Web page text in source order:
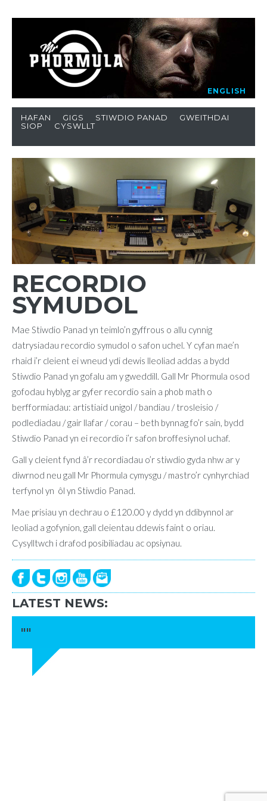
HAFAN GIGS STIWDIO PANAD
GWEITHDAI
SIOP
CYSWLLT
ENGLISH
RECORDIO
SYMUDOL
Mae Stiwdio Panad yn teimlo’n gyffrous o allu cynnig
datrysiadau recordio symudol o safon uchel. Y cyfan mae’n
rhaid i’r cleient ei wneud ydi dewis lleoliad addas a bydd
Stiwdio Panad yn gofalu am y gweddill. Gall Mr Phormula osod
gofodau hyblyg ar gyfer recordio sain a phob math o
berfformiadau: artistiaid unigol / bandiau / trosleisio /
podlediadau / gair llafar / corau – beth bynnag fo’r sain, bydd
Stiwdio Panad yn ei recordio i’r safon broffesiynol uchaf.
Gall y cleient fynd â’r recordiadau o’r stiwdio gyda nhw ar y
diwrnod neu gall Mr Phormula cymysgu / mastro’r cynhyrchiad
terfynol yn ôl yn Stiwdio Panad.
Mae prisiau yn dechrau o £120.00 y dydd yn ddibynnol ar
leoliad a gofynion, gall cleientau ddewis faint o oriau.
Cysylltwch i drafod posibiliadau ac opsiynau.
LATEST NEWS:
""